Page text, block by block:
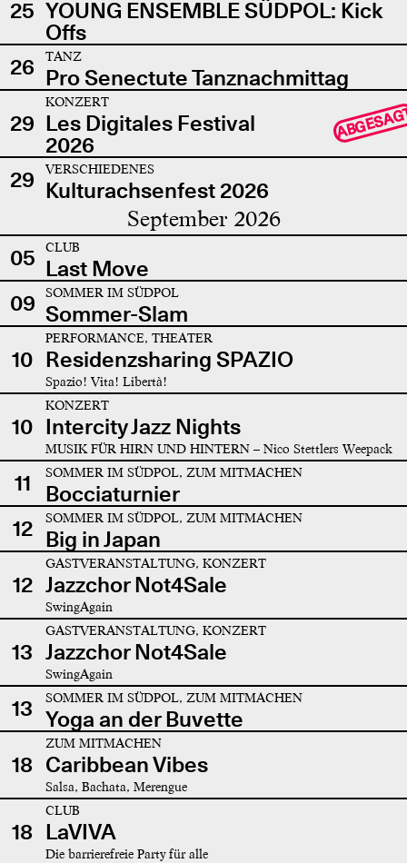
25 YOUNG ENSEMBLE SÜDPOL: Kick
Offs
26
TANZ
Pro Senectute Tanznachmittag
29
KONZERT
Les Digitales Festival
2026
29 VERSCHIEDENES
Kulturachsenfest 2026
September 2026
05 CLUB
Last Move
09
SOMMER IM SÜDPOL
Sommer-Slam
10
PERFORMANCE, THEATER
Residenzsharing SPAZIO
Spazio! Vita! Libertà!
10
KONZERT
Intercity Jazz Nights
MUSIK FÜR HIRN UND HINTERN – Nico Stettlers Weepack
11 SOMMER IM SÜDPOL, ZUM MITMACHEN
Bocciaturnier
12
SOMMER IM SÜDPOL, ZUM MITMACHEN
Big in Japan
12
GASTVERANSTALTUNG, KONZERT
Jazzchor Not4Sale
SwingAgain
13
GASTVERANSTALTUNG, KONZERT
Jazzchor Not4Sale
SwingAgain
13 SOMMER IM SÜDPOL, ZUM MITMACHEN
Yoga an der Buvette
18
ZUM MITMACHEN
Caribbean Vibes
Salsa, Bachata, Merengue
18
CLUB
LaVIVA
Die barrierefreie Party für alle